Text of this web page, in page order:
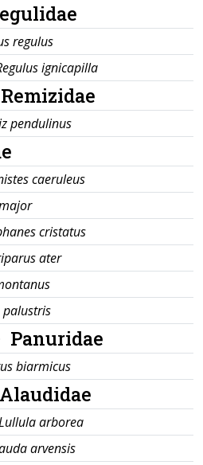
regulus
ignicapilla
Remizidae
pendulinus
caeruleus
cristatus
ater
palustris
Panuridae
biarmicus
Alaudidae
arborea
arvensis